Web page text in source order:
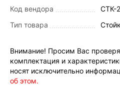
Код вендора
СТК-
Тип товара
Внимание! Просим Вас
комплектация и
носят исключительно
об этом.